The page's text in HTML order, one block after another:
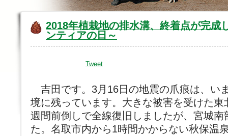
2018年植栽地の排水溝、終着点が完
ンティアの日～
Tweet
吉田です。3月16日の地震の爪痕は、い
境に残っています。大きな被害を受けた
週間前倒しで全線復旧しましたが、宮城
た。名取市内から1時間かからない秋保温